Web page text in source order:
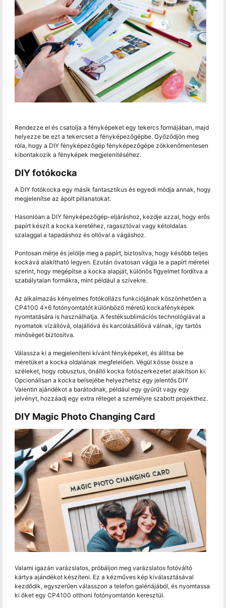
Rendezze el és csatolja a fényképeket egy tekercs formájában, majd
helyezze be ezt a tekercset a fényképezőgépbe. Győződjön meg
róla, hogy a DIY fényképezőgép fényképezőgépe zökkenőmentesen
kibontakozik a fényképek megjelenítéséhez.
DIY fotókocka
A DIY fotókocka egy másik fantasztikus és egyedi módja annak, hogy
megjelenítse az ápolt pillanatokat.
Hasonlóan a DIY fényképezőgép-eljáráshoz, kezdje azzal, hogy erős
papírt készít a kocka keretéhez, ragasztóval vagy kétoldalas
szalaggal a tapadáshoz és ollóval a vágáshoz.
Pontosan mérje és jelölje meg a papírt, biztosítva, hogy később teljes
kockává alakítható legyen. Ezután óvatosan vágja le a papírt méretei
szerint, hogy megépítse a kocka alapját, különös figyelmet fordítva a
szabálytalan formákra, mint például a szívekre.
Az alkalmazás kényelmes fotókollázs funkciójának köszönhetően a
CP4100 4x6 fotónyomtatót különböző méretű kockafényképek
nyomtatására is használhatja. A festéksublimációs technológiával a
nyomatok vízállóvá, olajállóvá és karcolásállóvá válnak, így tartós
minőséget biztosítva.
Válassza ki a megjeleníteni kívánt fényképeket, és állítsa be
méretüket a kocka oldalának megfelelően. Végül kösse össze a
széleket, hogy robusztus, önálló kocka fotószerkezetet alakítson ki.
Opcionálisan a kocka belsejébe helyezhetsz egy jelentős DIY
Valentin ajándékot a barátodnak, például egy gyűrűt vagy egy
jelvényt, hozzáadj egy extra réteget a személyre szabott projekthez.
DIY Magic Photo Changing Card
Valami igazán varázslatos, próbáljon meg varázslatos fotóváltó
kártya ajándékot készíteni. Ez a kézműves kép kiválasztásával
kezdődik, egyszerűen válasszon a telefon galériájából, és nyomtassa
ki őket egy CP4100 otthoni fotónyomtatón keresztül.